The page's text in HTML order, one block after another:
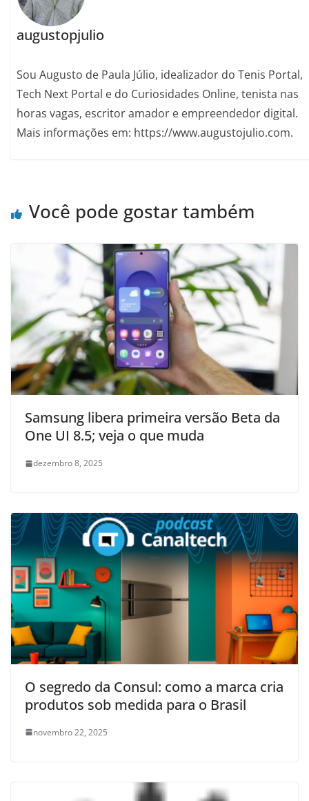
augustopjulio
Sou Augusto de Paula Júlio, idealizador do Tenis Portal,
Tech Next Portal e do Curiosidades Online, tenista nas
horas vagas, escritor amador e empreendedor digital.
Mais informações em: https://www.augustojulio.com.
Você pode gostar também
Samsung libera primeira versão Beta da
One UI 8.5; veja o que muda
dezembro 8, 2025
O segredo da Consul: como a marca cria
produtos sob medida para o Brasil
novembro 22, 2025